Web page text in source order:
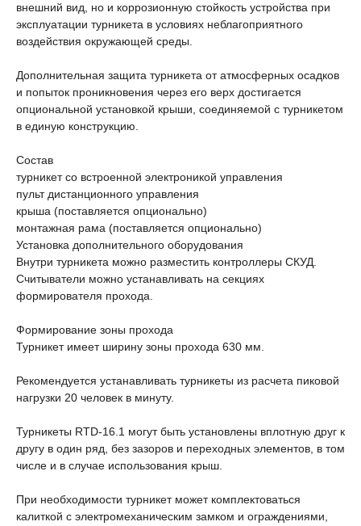
внешний вид, но и коррозионную стойкость устройства при
эксплуатации турникета в условиях неблагоприятного
воздействия окружающей среды.
Дополнительная защита турникета от атмосферных осадков
и попыток проникновения через его верх достигается
опциональной установкой крыши, соединяемой с турникетом
в единую конструкцию.
Состав
турникет со встроенной электроникой управления
пульт дистанционного управления
крыша (поставляется опционально)
монтажная рама (поставляется опционально)
Установка дополнительного оборудования
Внутри турникета можно разместить контроллеры СКУД.
Считыватели можно устанавливать на секциях
формирователя прохода.
Формирование зоны прохода
Турникет имеет ширину зоны прохода 630 мм.
Рекомендуется устанавливать турникеты из расчета пиковой
нагрузки 20 человек в минуту.
Турникеты RTD-16.1 могут быть установлены вплотную друг к
другу в один ряд, без зазоров и переходных элементов, в том
числе и в случае использования крыш.
При необходимости турникет может комплектоваться
калиткой с электромеханическим замком и ограждениями,